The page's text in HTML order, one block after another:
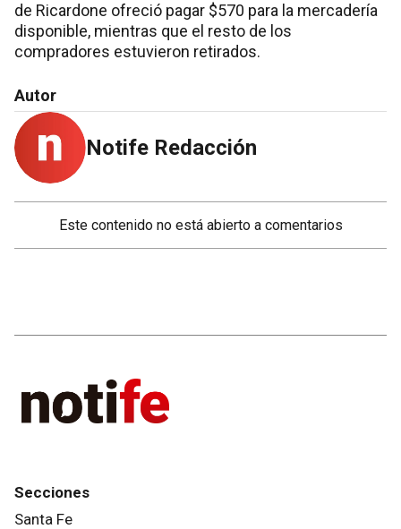
de Ricardone ofreció pagar $570 para la mercadería
disponible, mientras que el resto de los
compradores estuvieron retirados.
Autor
Notife Redacción
Este contenido no está abierto a comentarios
Secciones
Santa Fe